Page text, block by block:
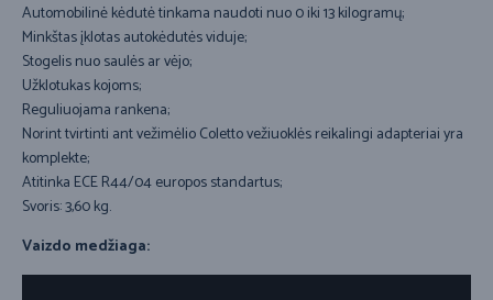
Automobilinė kėdutė tinkama naudoti nuo 0 iki 13 kilogramų;
Minkštas įklotas autokėdutės viduje;
Stogelis nuo saulės ar vėjo;
Užklotukas kojoms;
Reguliuojama rankena;
Norint tvirtinti ant vežimėlio Coletto vežiuoklės reikalingi adapteriai yra
komplekte;
Atitinka ECE R44/04 europos standartus;
Svoris: 3,60 kg.
Vaizdo medžiaga: